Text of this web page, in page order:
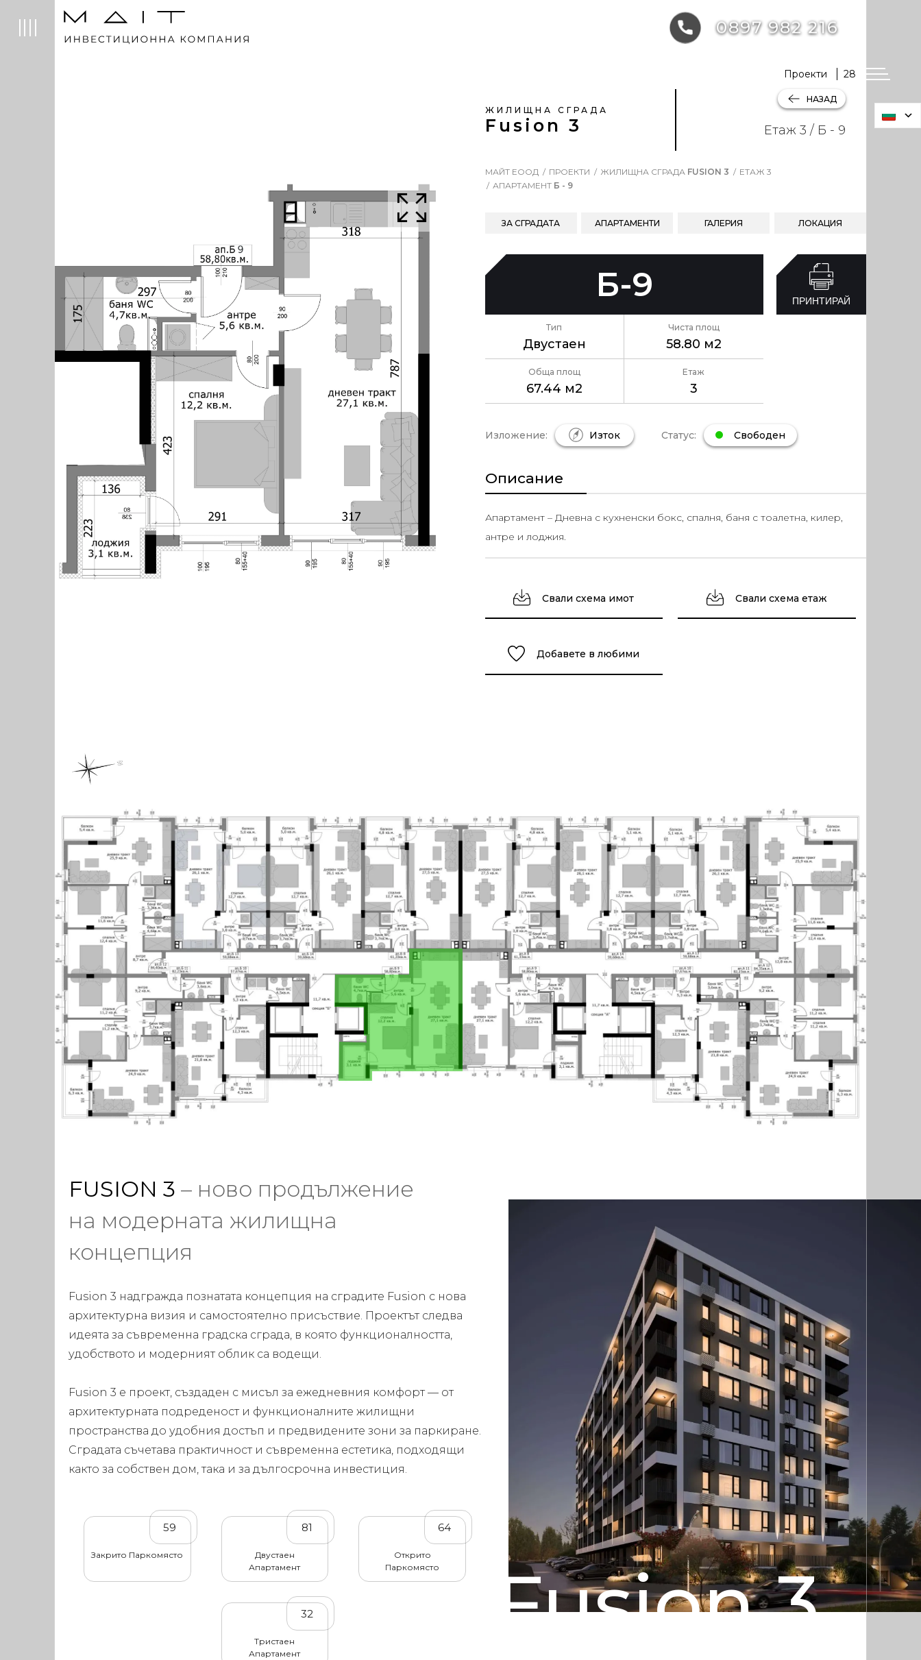
ЖИЛИЩНА СГРАДА
Fusion 3
НАЗАД
Етаж 3 / Б - 9
МАЙТ ЕООД ПРОЕКТИ ЖИЛИЩНА СГРАДА FUSION 3
ЕТАЖ 3
АПАРТАМЕНТ Б - 9
ЗА СГРАДАТА АПАРТАМЕНТИ ГАЛЕРИЯ ЛОКАЦИЯ
Б-9
Тип
Двустаен
Чиста площ
58.80 м2
Обща площ
67.44 м2
Етаж
3
ПРИНТИРАЙ
Изложение: Изток Статус: Свободен
Описание
Апартамент – Дневна с кухненски бокс, спалня, баня с тоалетна, килер,
антре и лоджия.
Свали схема имот Свали схема етаж
Добавете в любими
FUSION 3 – ново продължение
на модерната жилищна
концепция
Fusion 3 надгражда познатата концепция на сградите Fusion с нова
архитектурна визия и самостоятелно присъствие. Проектът следва
идеята за съвременна градска сграда, в която функционалността,
удобството и модерният облик са водещи.
Fusion 3 е проект, създаден с мисъл за ежедневния комфорт — от
архитектурната подреденост и функционалните жилищни
пространства до удобния достъп и предвидените зони за паркиране.
Сградата съчетава практичност и съвременна естетика, подходящи
както за собствен дом, така и за дългосрочна инвестиция.
59
Закрито Паркомясто
81
Двустаен
Апартамент
64
Открито
Паркомясто
32
Тристаен
Апартамент
Fusion 3
Проекти 28
0897 982 216